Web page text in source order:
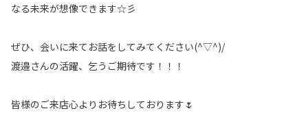
なる未来が想像できます☆彡
ぜひ、会いに来てお話をしてみてください(^▽^)/
渡邉さんの活躍、乞うご期待です！！！
皆様のご来店心よりお待ちしております🌷